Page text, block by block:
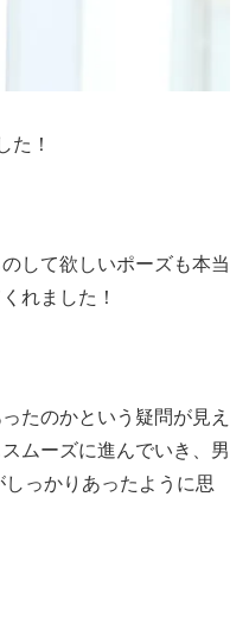
た！
して欲しいポーズも本当
れました！
たのかという疑問が見え
ムーズに進んでいき、男
っかりあったように思